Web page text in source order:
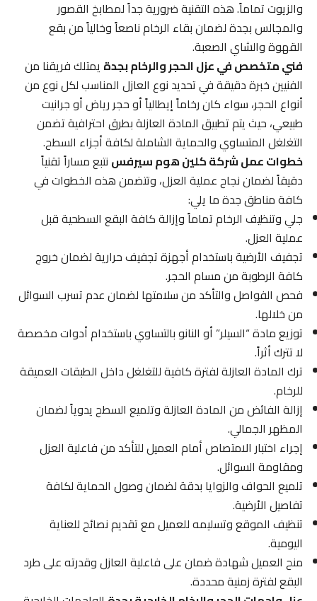
والزيوت تماماً. هذه التقنية ضرورية جداً لمطابخ القصور
والمجالس بجدة لضمان بقاء الرخام ناصعاً وخالياً من بقع
القهوة والشاي الصعبة.
فني متخصص في عزل الحجر والرخام بجدةيمتلك فريقنا من
الفنيين خبرة دقيقة في تحديد نوع العازل المناسب لكل نوع من
أنواع الحجر، سواء كان رخاماً إيطالياً أو حجر رياض أو جرانيت
طبيعي، حيث يتم تطبيق المادة العازلة بطرق احترافية تضمن
التغلغل المتساوي والحماية الشاملة لكافة أجزاء السطح.
خطوات عمل شركة كلين هوم سيرفسنتبع مساراً تقنياً
دقيقاً لضمان نجاح عملية العزل، وتتضمن هذه الخطوات في
كافة مناطق جدة ما يلي:
جلي وتنظيف الرخام تماماً وإزالة كافة البقع السطحية قبل
عملية العزل.
تجفيف الأرضية باستخدام أجهزة تجفيف حرارية لضمان خروج
كافة الرطوبة من مسام الحجر.
فحص الفواصل والتأكد من سلامتها لضمان عدم تسرب السوائل
من خلالها.
توزيع مادة “السيلر” أو النانو بالتساوي باستخدام أدوات مخصصة
لا تترك أثراً.
ترك المادة العازلة لفترة كافية للتغلغل داخل الطبقات العميقة
للرخام.
إزالة الفائض من المادة العازلة وتلميع السطح يدوياً لضمان
المظهر الجمالي.
إجراء اختبار الامتصاص أمام العميل للتأكد من فاعلية العزل
ومقاومة السوائل.
تلميع الحواف والزوايا بدقة لضمان وصول الحماية لكافة
تفاصيل الأرضية.
تنظيف الموقع وتسليمه للعميل مع تقديم نصائح للعناية
اليومية.
منح العميل شهادة ضمان على فاعلية العازل وقدرته على طرد
البقع لفترة زمنية محددة.